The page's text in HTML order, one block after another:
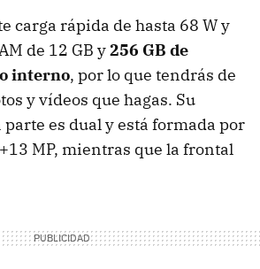
carga rápida de hasta 68 W y
de 12 GB y256 GB de
interno, por lo que tendrás de
y vídeos que hagas. Su
es dual y está formada por
MP, mientras que la frontal